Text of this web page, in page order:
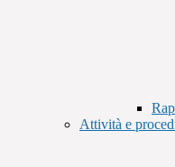
Attività e